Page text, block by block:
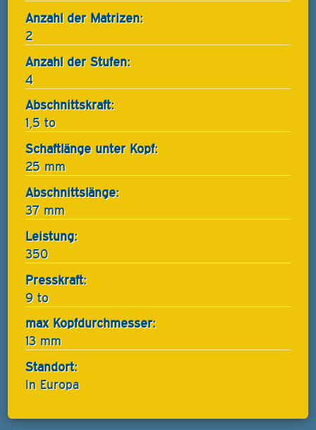
Anzahl der Matrizen:
2
Anzahl der Stufen:
4
Abschnittskraft:
1,5 to
Schaftlänge unter Kopf:
25 mm
Abschnittslänge:
37 mm
Leistung:
350
Presskraft:
9 to
max Kopfdurchmesser:
13 mm
Standort:
In Europa